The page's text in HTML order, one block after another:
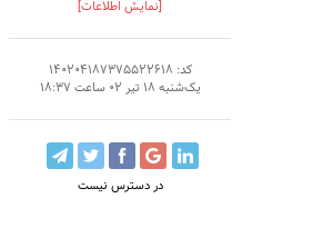
[نمایش اطلاعات]
کد: 140204187375522618
یک‌شنبه 18 تیر 02 ساعت 18:37
در دسترس نیست